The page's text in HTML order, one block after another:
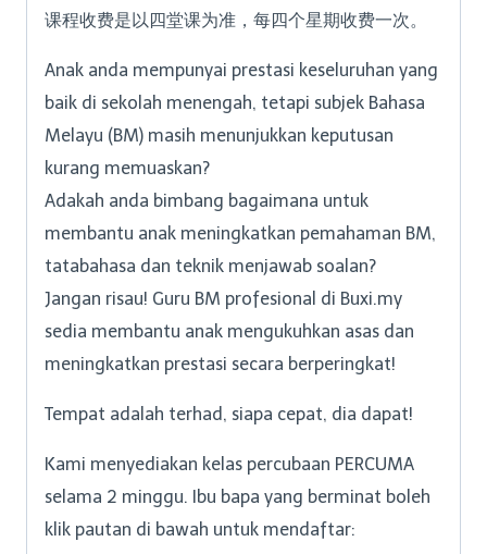
课程收费是以四堂课为准，每四个星期收费一次。
Anak anda mempunyai prestasi keseluruhan yang
baik di sekolah menengah, tetapi subjek Bahasa
Melayu (BM) masih menunjukkan keputusan
kurang memuaskan?
Adakah anda bimbang bagaimana untuk
membantu anak meningkatkan pemahaman BM,
tatabahasa dan teknik menjawab soalan?
Jangan risau! Guru BM profesional di Buxi.my
sedia membantu anak mengukuhkan asas dan
meningkatkan prestasi secara berperingkat!
Tempat adalah terhad, siapa cepat, dia dapat!
Kami menyediakan kelas percubaan PERCUMA
selama 2 minggu. Ibu bapa yang berminat boleh
klik pautan di bawah untuk mendaftar: